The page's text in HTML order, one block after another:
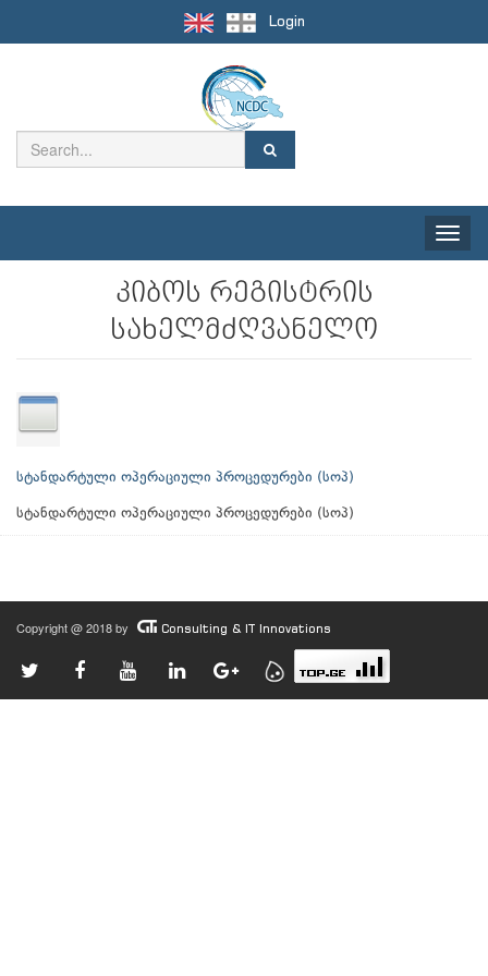
Login
Toggle
კიბოს რეგისტრის
სახელმძღვანელო
სტანდარტული ოპერაციული პროცედურები (სოპ)
სტანდარტული ოპერაციული პროცედურები (სოპ)
Copyright @ 2018 by Consulting & IT Innovations